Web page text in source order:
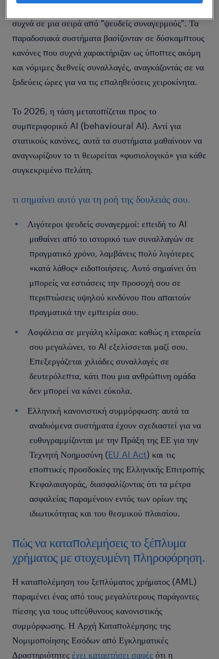
συχνά σε μια σειρά από "ψευδείς συναγερμούς". Τα
παραδοσιακά συστήματα βασίζονταν σε δύσκαμπτους
κανόνες που συχνά χαρακτήριζαν ως ύποπτες ακόμη
και νόμιμες διεθνείς συναλλαγές, αναγκάζοντάς σε να
ξοδεύεις ώρες για να τις επαληθεύσεις χειροκίνητα.
Το 2026, η τάση μετατοπίζεται προς το
συμπεριφορικό AI (behavioural AI). Αντί για
στατικούς κανόνες, αυτά τα συστήματα μαθαίνουν να
αναγνωρίζουν το τι θεωρείται «φυσιολογικό» για κάθε
συγκεκριμένο πελάτη.
τι σημαίνει αυτό για τη ροή της δουλειάς σου.
Λιγότεροι ψευδείς συναγερμοί: επειδή το AI
μαθαίνει από το ιστορικό των συναλλαγών σε
πραγματικό χρόνο, λαμβάνεις πολύ λιγότερες
«κατά λάθος» ειδοποιήσεις. Αυτό σημαίνει ότι
μπορείς να εστιάσεις την προσοχή σου σε
περιπτώσεις υψηλού κινδύνου που απαιτούν
πραγματικά την εμπειρία σου.
Ασφάλεια σε μεγάλη κλίμακα: καθώς η εταιρεία
σου μεγαλώνει, το AI εξελίσσεται μαζί σου.
Επεξεργάζεται χιλιάδες συναλλαγές σε
δευτερόλεπτα, κάτι που μια ανθρώπινη ομάδα
δεν μπορεί να κάνει εύκολα.
Ελληνική κανονιστική συμμόρφωση: αυτά τα
αναδυόμενα συστήματα έχουν σχεδιαστεί για να
ευθυγραμμίζονται με την Πράξη της ΕΕ για την
Τεχνητή Νοημοσύνη (EU AI Act) και τις
εποπτικές προσδοκίες της Ελληνικής Επιτροπής
Κεφαλαιαγοράς, διασφαλίζοντας ότι τα μέτρα
ασφαλείας παραμένουν εντός των ορίων της
ιδιωτικότητας και του θεσμικού πλαισίου.
πώς να καταπολεμήσεις το ξέπλυμα
χρήματος με στοχευμένη πληροφόρηση.
Η καταπολέμηση του ξεπλύματος χρήματος (AML)
παραμένει ένας από τους μεγαλύτερους παράγοντες
πίεσης για τους υπεύθυνους κανονιστικής
συμμόρφωσης. Η Αρχή Καταπολέμησης της
Νομιμοποίησης Εσόδων από Εγκληματικές
Δραστηριότητες έχει καταστήσει σαφές ότι η